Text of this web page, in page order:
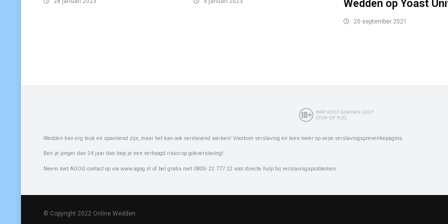
Wedden op Yoast
20 september 2021
Wedden kan erg leuk en spannend zijn, maar het kan ook verslavend werken! Voorkom verslaving en lees meer op onze verslavingspreventiepagina.
Ben je jonger dan 24 jaar dan loop je een verhoogd risico op gokverslaving!
Neem met AGOG contact op via www.agog.nl of bel gratis met 0800- 22 777 22 voor directe hulp bij verslavingsproblemen.
© Copyright 2022 Online Wedden